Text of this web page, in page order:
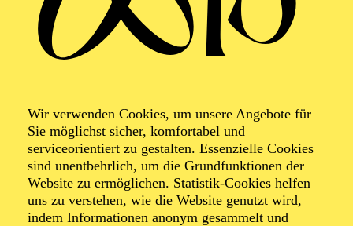
Wir verwenden Cookies, um unsere Angebote für
Sie möglichst sicher, komfortabel und
serviceorientiert zu gestalten. Essenzielle Cookies
sind unentbehrlich, um die Grundfunktionen der
Website zu ermöglichen. Statistik-Cookies helfen
uns zu verstehen, wie die Website genutzt wird,
indem Informationen anonym gesammelt und
20:00 - 23:00
Alfried Krupp Saal
Veranstalter: Theater-, Konzert- u. Gastspieldirektion OTTO
HOFNER GMBH
TICKETS
55,20 52,70€
Die Veranstaltung ist vom Angebot der TUPcard ausgeschlossen.